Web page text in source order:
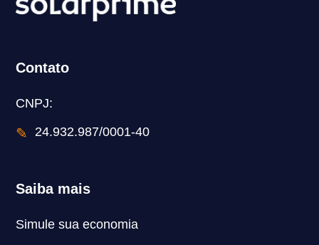
Contato
CNPJ:
✎
24.932.987/0001-40
Saiba mais
Simule sua economia